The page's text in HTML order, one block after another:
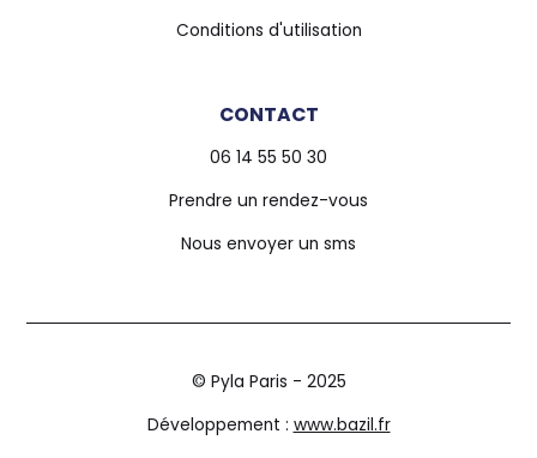
Conditions d'utilisation
CONTACT
06 14 55 50 30
Prendre un rendez-vous
Nous envoyer un sms
© Pyla Paris - 2025
Développement : www.bazil.fr